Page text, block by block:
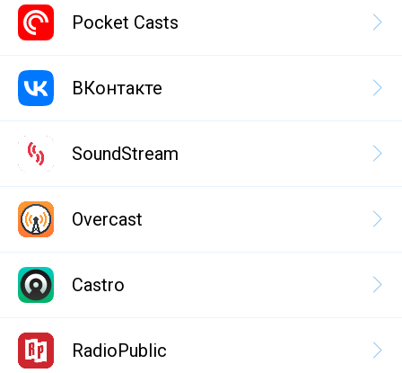
Pocket Casts
ВКонтакте
SoundStream
Overcast
Castro
RadioPublic